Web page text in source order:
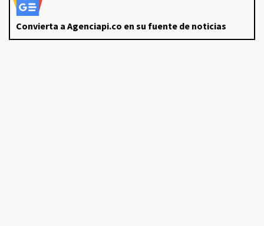
Convierta a Agenciapi.co en su fuente de noticias